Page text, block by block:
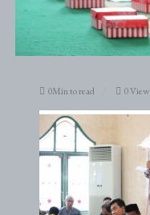
0Min to read 0 View